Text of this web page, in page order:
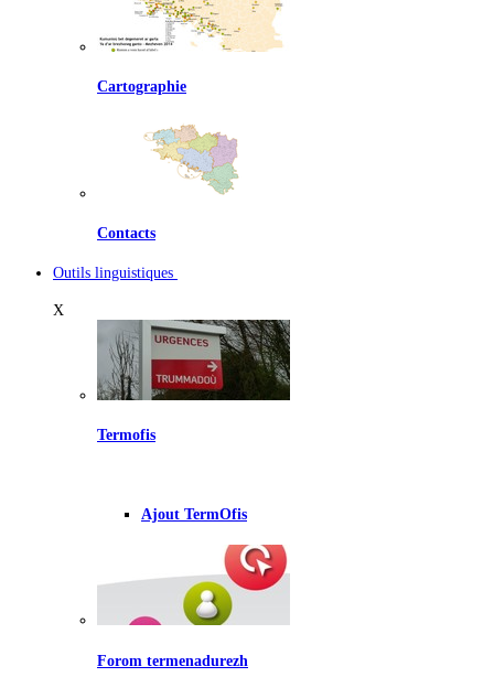
Cartographie
Contacts
Outils linguistiques
X
Termofis
Ajout TermOfis
Forom termenadurezh